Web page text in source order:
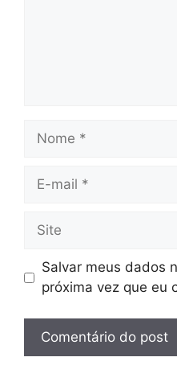
Nome
Site
Salvar meus dados
próxima vez que eu